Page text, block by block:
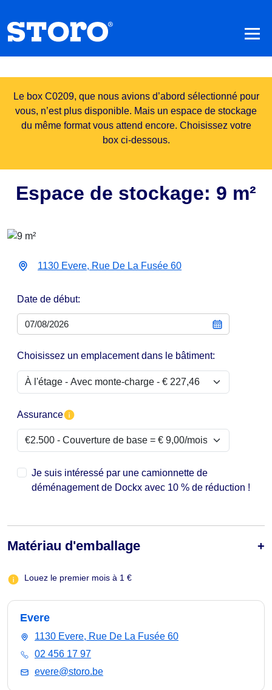
Le box C0209, que nous avions d’abord sélectionné pour
vous, n’est plus disponible. Mais un espace de stockage
du même format vous attend encore. Choisissez votre
box ci-dessous.
Espace de stockage: 9 m²
1130 Evere, Rue De La Fusée 60
Date de début:
Choisissez un emplacement dans le bâtiment:
Assurance
Je suis intéressé par une camionnette de
déménagement de Dockx avec 10 % de réduction !
Matériau d'emballage
Louez le premier mois à 1 €
Evere
1130 Evere, Rue De La Fusée 60
02 456 17 97
evere@storo.be